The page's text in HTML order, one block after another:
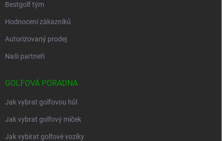
Bestgolf tým
Hodnocení zákazníků
Autorizovaný prodej
Naši partneři
GOLFOVÁ PORADNA
Jak vybrat golfovou hůl
Jak vybrat golfový míček
Jak vybírat golfové vozíky